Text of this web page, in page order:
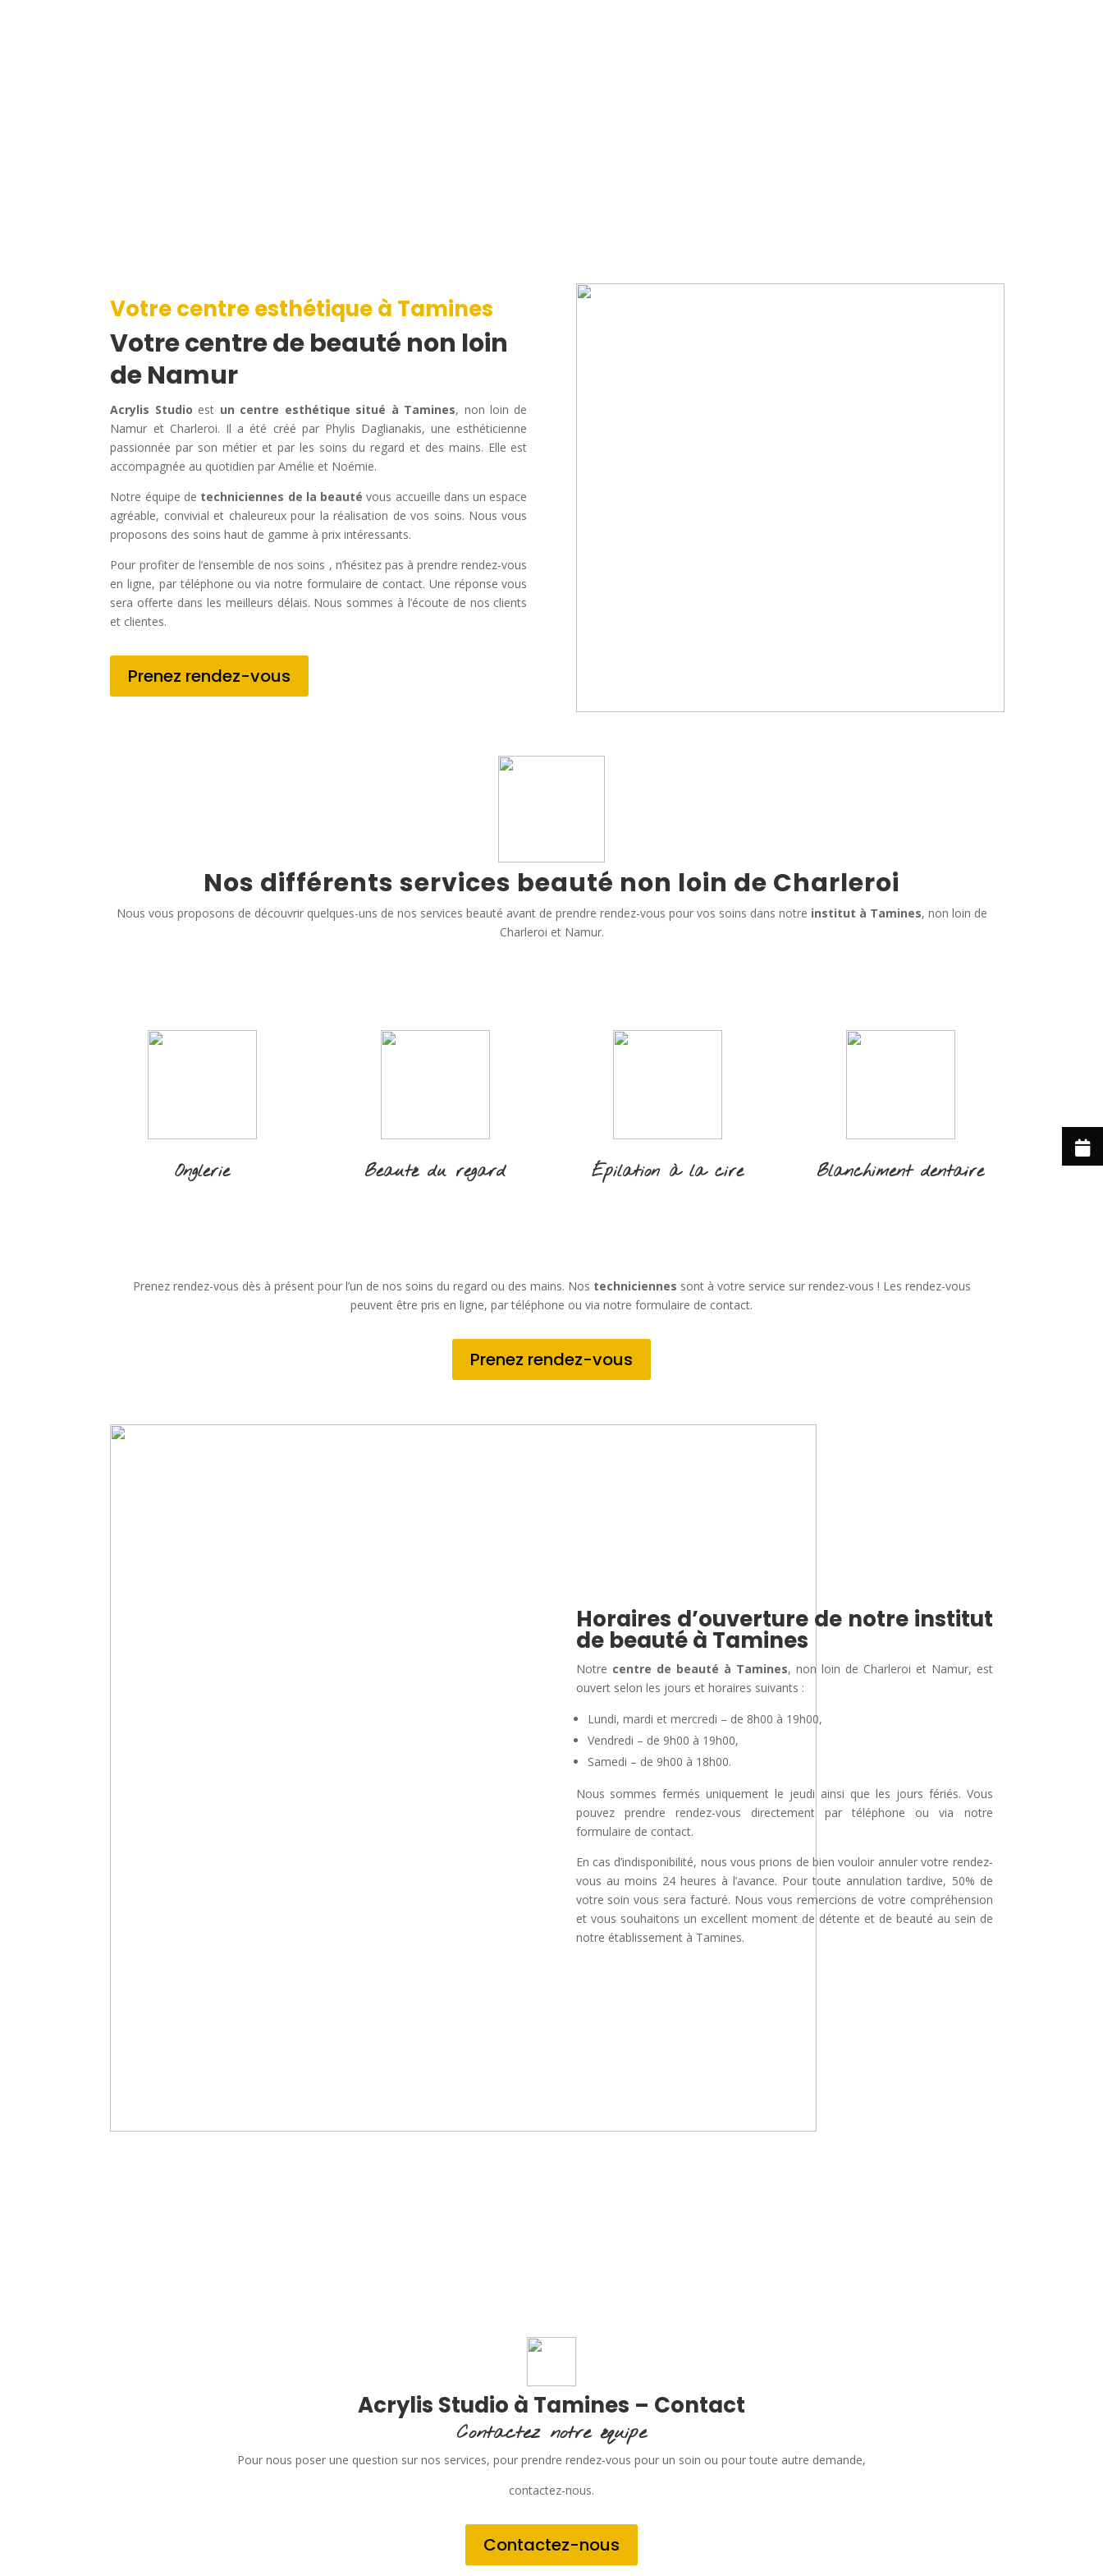
Votre centre esthétique à Tamines
Votre centre de beauté non loin
de Namur
Acrylis Studio est un centre esthétique situé à Tamines, non loin de
Namur et Charleroi. Il a été créé par Phylis Daglianakis, une esthéticienne
passionnée par son métier et par les soins du regard et des mains. Elle est
accompagnée au quotidien par Amélie et Noémie.
Notre équipe de techniciennes de la beauté vous accueille dans un espace
agréable, convivial et chaleureux pour la réalisation de vos soins. Nous vous
proposons des soins haut de gamme à prix intéressants.
Pour profiter de l’ensemble de nos soins , n’hésitez pas à prendre rendez-vous
en ligne, par téléphone ou via notre formulaire de contact. Une réponse vous
sera offerte dans les meilleurs délais. Nous sommes à l’écoute de nos clients
et clientes.
Prenez rendez-vous
Nos différents services beauté non loin de Charleroi
Nous vous proposons de découvrir quelques-uns de nos services beauté avant de prendre rendez-vous pour vos soins dans notre institut à Tamines, non loin de
Charleroi et Namur.
Onglerie Beauté du regard Épilation à la cire Blanchiment dentaire
Prenez rendez-vous dès à présent pour l’un de nos soins du regard ou des mains. Nos techniciennes sont à votre service sur rendez-vous ! Les rendez-vous
peuvent être pris en ligne, par téléphone ou via notre formulaire de contact.
Prenez rendez-vous
Horaires d’ouverture de notre institut
de beauté à Tamines
Notre centre de beauté à Tamines, non loin de Charleroi et Namur, est
ouvert selon les jours et horaires suivants :
Lundi, mardi et mercredi – de 8h00 à 19h00,
Vendredi – de 9h00 à 19h00,
Samedi – de 9h00 à 18h00.
Nous sommes fermés uniquement le jeudi ainsi que les jours fériés. Vous
pouvez prendre rendez-vous directement par téléphone ou via notre
formulaire de contact.
En cas d’indisponibilité, nous vous prions de bien vouloir annuler votre rendez-
vous au moins 24 heures à l’avance. Pour toute annulation tardive, 50% de
votre soin vous sera facturé. Nous vous remercions de votre compréhension
et vous souhaitons un excellent moment de détente et de beauté au sein de
notre établissement à Tamines.
Acrylis Studio à Tamines – Contact
Contactez notre équipe
Pour nous poser une question sur nos services, pour prendre rendez-vous pour un soin ou pour toute autre demande,
contactez-nous.
Contactez-nous